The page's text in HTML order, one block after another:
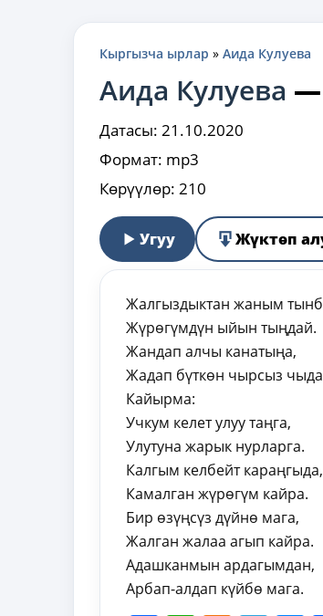
Кыргызча ырлар » Аида Кулуева
Аида Кулуева —
Датасы: 21.10.2020
Формат: mp3
Көрүүлөр: 210
Угуу Жүктөп
Жалгыздыктан жаным
Жүрөгүмдүн ыйын тыңдай.
Жандап алчы канатыңа,
Жадап бүткөн чырсыз
Кайырма:
Учкум келет улуу таңга,
Улутуна жарык нурларга.
Калгым келбейт караңгыда,
Камалган жүрөгүм кайра.
Бир өзүңсүз дүйнө мага,
Жалган жалаа агып кайра.
Адашканмын ардагымдан,
Арбап-алдап күйбө мага.